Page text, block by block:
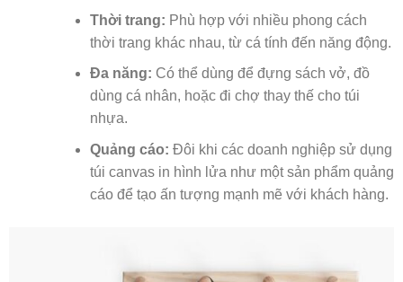
Thời trang: Phù hợp với nhiều phong cách
thời trang khác nhau, từ cá tính đến năng động.
Đa năng: Có thể dùng để đựng sách vở, đồ
dùng cá nhân, hoặc đi chợ thay thế cho túi
nhựa.
Quảng cáo: Đôi khi các doanh nghiệp sử dụng
túi canvas in hình lửa như một sản phẩm quảng
cáo để tạo ấn tượng mạnh mẽ với khách hàng.